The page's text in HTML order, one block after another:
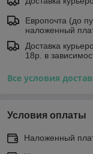
Европочта (до
наложенный
Доставка
18р. в
Все условия
Условия оплаты
Наложенный